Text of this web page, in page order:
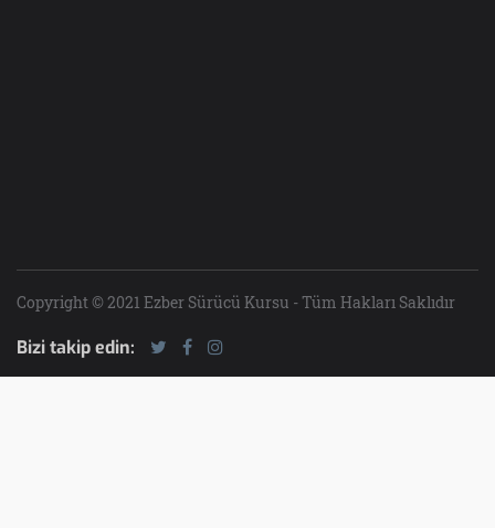
Copyright © 2021 Ezber Sürücü Kursu - Tüm Hakları Saklıdır
Bizi takip edin: